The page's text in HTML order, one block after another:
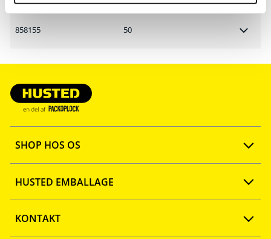
858155 50
SHOP HOS OS
Opret konto
FAQ
HUSTED EMBALLAGE
Ny webshop
KONTAKT